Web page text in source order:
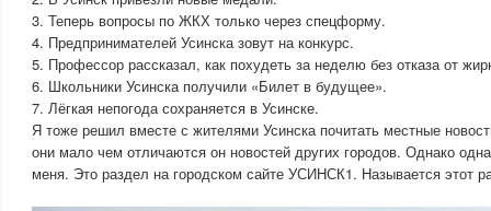
3. Теперь вопросы по ЖКХ только через спецформу.
4. Предпринимателей Усинска зовут на конкурс.
5. Профессор рассказал, как похудеть за неделю без отказа от
6. Школьники Усинска получили «Билет в будущее».
7. Лёгкая непогода сохраняется в Усинске.
Я тоже решил вместе с жителями Усинска почитать местные
они мало чем отличаются он новостей других городов. Однако
меня. Это раздел на городском сайте УСИНСК1. Называется этот